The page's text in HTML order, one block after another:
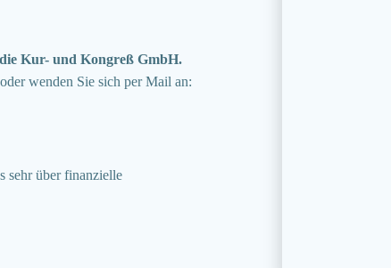
Kur- und Kongreß GmbH.
oder wenden Sie sich per Mail an:
sehr über finanzielle